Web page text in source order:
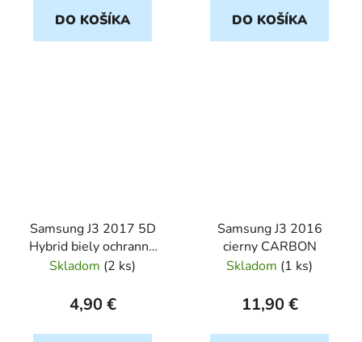
DO KOŠÍKA DO KOŠÍKA
Samsung J3 2017 5D
Hybrid biely ochranné
sklo
Skladom (2 ks)
4,90 €
Samsung J3 2016
cierny CARBON
Skladom (1 ks)
11,90 €